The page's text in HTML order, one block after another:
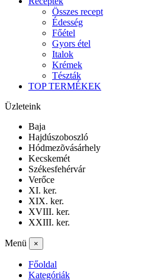
Összes recept
Édesség
Főétel
Gyors étel
Italok
Krémek
Tészták
TOP TERMÉKEK
Üzleteink
Baja
Hajdúszoboszló
Hódmezõvásárhely
Kecskemét
Székesfehérvár
Verőce
XI. ker.
XIX. ker.
XVIII. ker.
XXIII. ker.
Menü ×
Főoldal
Kategóriák